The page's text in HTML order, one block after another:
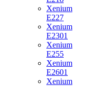
Xenium
E227
Xenium
E2301
Xenium
E255
Xenium
E2601
Xenium